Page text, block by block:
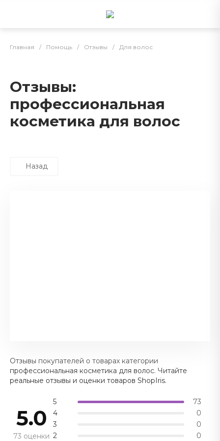
Главная / Помощь / Отзывы / Для волос
Отзывы:
профессиональная
косметика для волос
Назад
Отзывы покупателей о товарах категории
профессиональная косметика для волос. Читайте
реальные отзывы и оценки товаров ShopIris.
5.0
73 оценки
5
73
4
0
3
0
2
0